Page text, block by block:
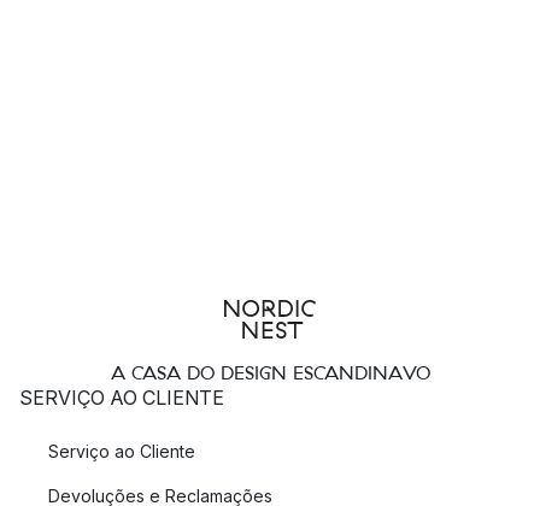
A CASA DO DESIGN ESCANDINAVO
SERVIÇO AO CLIENTE
Serviço ao Cliente
Devoluções e Reclamações